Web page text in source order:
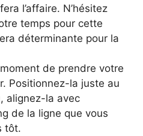
l’affaire. N’hésitez
temps pour cette
déterminante pour la
moment de prendre votre
Positionnez-la juste au
alignez-la avec
de la ligne que vous
tôt.